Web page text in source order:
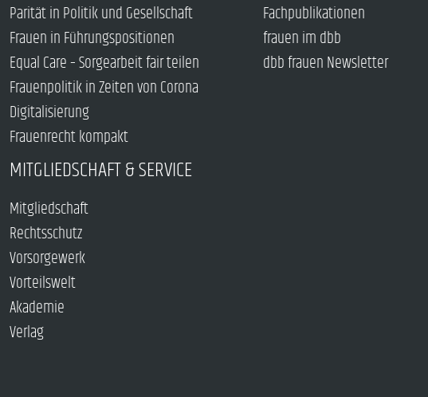
Parität in Politik und Gesellschaft
Frauen in Führungspositionen
Equal Care – Sorgearbeit fair teilen
Frauenpolitik in Zeiten von Corona
Digitalisierung
Frauenrecht kompakt
Fachpublikationen
frauen im dbb
dbb frauen Newsletter
MITGLIEDSCHAFT & SERVICE
Mitgliedschaft
Rechtsschutz
Vorsorgewerk
Vorteilswelt
Akademie
Verlag